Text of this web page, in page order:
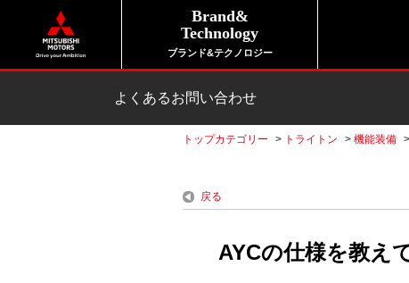
Brand&
Technology
ブランド&テクノロジー
よくあるお問い合わせ
トップカテゴリー > トライトン > 機能装備 >
戻る
AYCの仕様を教え